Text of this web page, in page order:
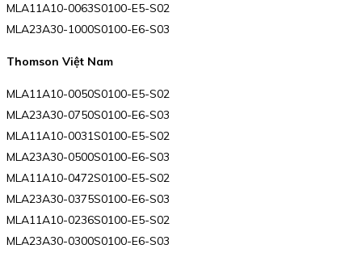
MLA11A10-0063S0100-E5-S02
MLA23A30-1000S0100-E6-S03
Thomson Việt Nam
MLA11A10-0050S0100-E5-S02
MLA23A30-0750S0100-E6-S03
MLA11A10-0031S0100-E5-S02
MLA23A30-0500S0100-E6-S03
MLA11A10-0472S0100-E5-S02
MLA23A30-0375S0100-E6-S03
MLA11A10-0236S0100-E5-S02
MLA23A30-0300S0100-E6-S03